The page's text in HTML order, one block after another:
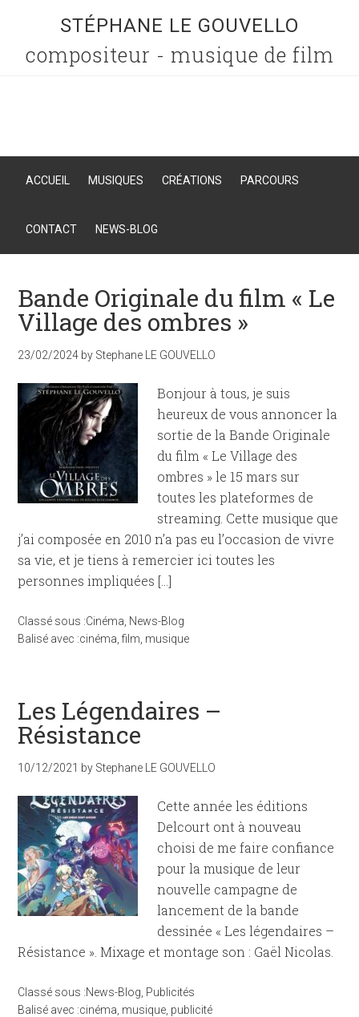
STÉPHANE LE GOUVELLO
compositeur - musique de film
ACCUEIL MUSIQUES CRÉATIONS PARCOURS
CONTACT NEWS-BLOG
Bande Originale du film « Le
Village des ombres »
23/02/2024 by Stephane LE GOUVELLO
Bonjour à tous, je suis
heureux de vous annoncer la
sortie de la Bande Originale
du film « Le Village des
ombres » le 15 mars sur
toutes les plateformes de
streaming. Cette musique que
j’ai composée en 2010 n’a pas eu l’occasion de vivre
sa vie, et je tiens à remercier ici toutes les
personnes impliquées […]
Classé sous :Cinéma News-Blog
Balisé avec :cinéma ,film musique
Les Légendaires –
Résistance
10/12/2021 by Stephane LE GOUVELLO
Cette année les éditions
Delcourt ont à nouveau
choisi de me faire confiance
pour la musique de leur
nouvelle campagne de
lancement de la bande
dessinée « Les légendaires –
Résistance ». Mixage et montage son : Gaël Nicolas.
Classé sous :News-Blog Publicités
Balisé avec :cinéma musique publicité